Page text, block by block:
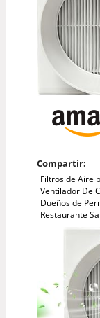
Compartir:
Filtros de Aire
Ventilador De
Dueños de
Restaurante